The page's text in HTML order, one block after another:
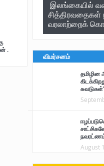
.
இலங்கையில்
வரலாற்றைக்
விமர்சனம்
தமிழின
August